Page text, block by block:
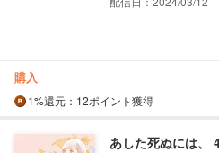
購入
1%還元 ：12ポイント獲得
あした死ぬには、